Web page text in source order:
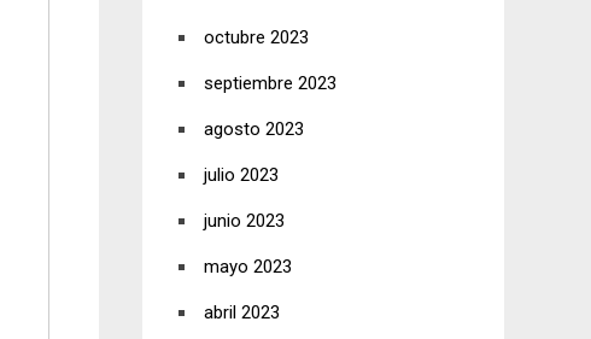
octubre 2023
septiembre 2023
agosto 2023
julio 2023
junio 2023
mayo 2023
abril 2023